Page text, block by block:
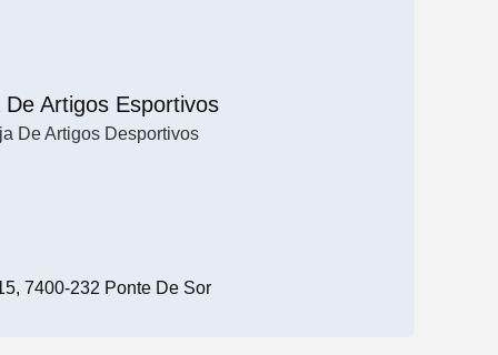
De Artigos Esportivos
De Artigos Desportivos
7400-232 Ponte De Sor